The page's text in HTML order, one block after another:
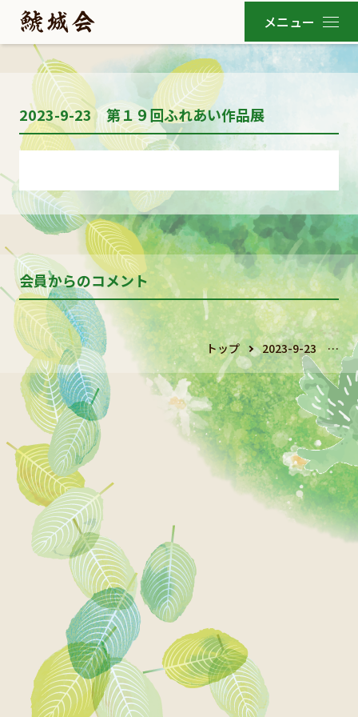
2023-9-23 第１９回ふれあい作品展
会員からのコメント
トップ 2023-9-23 …